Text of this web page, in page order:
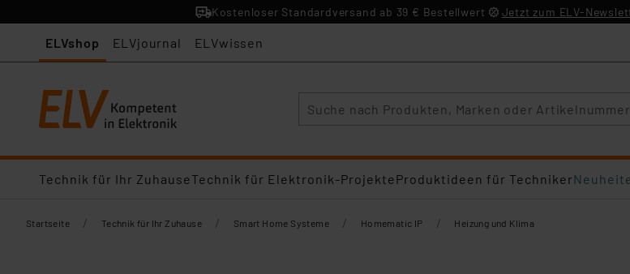
Kostenloser Standardversand ab 39 € Bestellwert Jetzt zum ELV-
ELVshop ELVjournal ELVwissen
Technik für Ihr ZuhauseTechnik für Elektronik-ProjekteProduktideen für Techniker
Startseite / Technik für Ihr Zuhause / Smart Home Systeme / Homematic IP / Heizung und Klima